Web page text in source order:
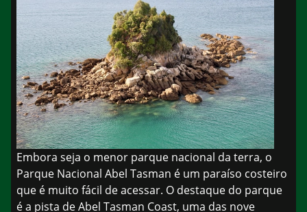
Embora seja o menor parque nacional da terra, o
Parque Nacional Abel Tasman é um paraíso costeiro
que é muito fácil de acessar. O destaque do parque
é a pista de Abel Tasman Coast, uma das nove